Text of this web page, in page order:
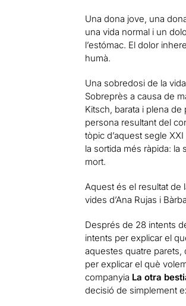
Una dona jove, una
una vida normal i un
l’estómac. El dolor
humà.
Una sobredosi de la
Sobreprès a causa de
Kitsch, barata i plena de
persona resultant del
tòpic d’aquest segle
la sortida més ràpida: la
mort.
Aquest és el resultat de
vides d’Ana Rujas i
Després de 28 intents
intents per explicar el
aquestes quatre parets,
per explicar el què
companyia La otra
decisió de simplement